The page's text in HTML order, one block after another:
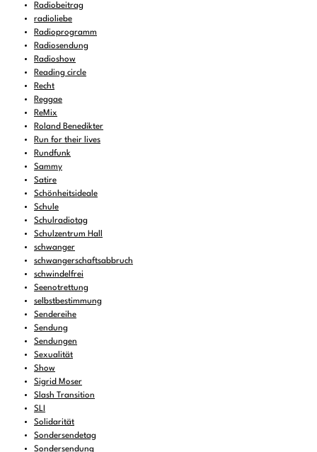
Radiobeitrag
radioliebe
Radioprogramm
Radiosendung
Radioshow
Reading circle
Recht
Reggae
ReMix
Roland Benedikter
Run for their lives
Rundfunk
Sammy
Satire
Schönheitsideale
Schule
Schulradiotag
Schulzentrum Hall
schwanger
schwangerschaftsabbruch
schwindelfrei
Seenotrettung
selbstbestimmung
Sendereihe
Sendung
Sendungen
Sexualität
Show
Sigrid Moser
Slash Transition
SLI
Solidarität
Sondersendetag
Sondersendung